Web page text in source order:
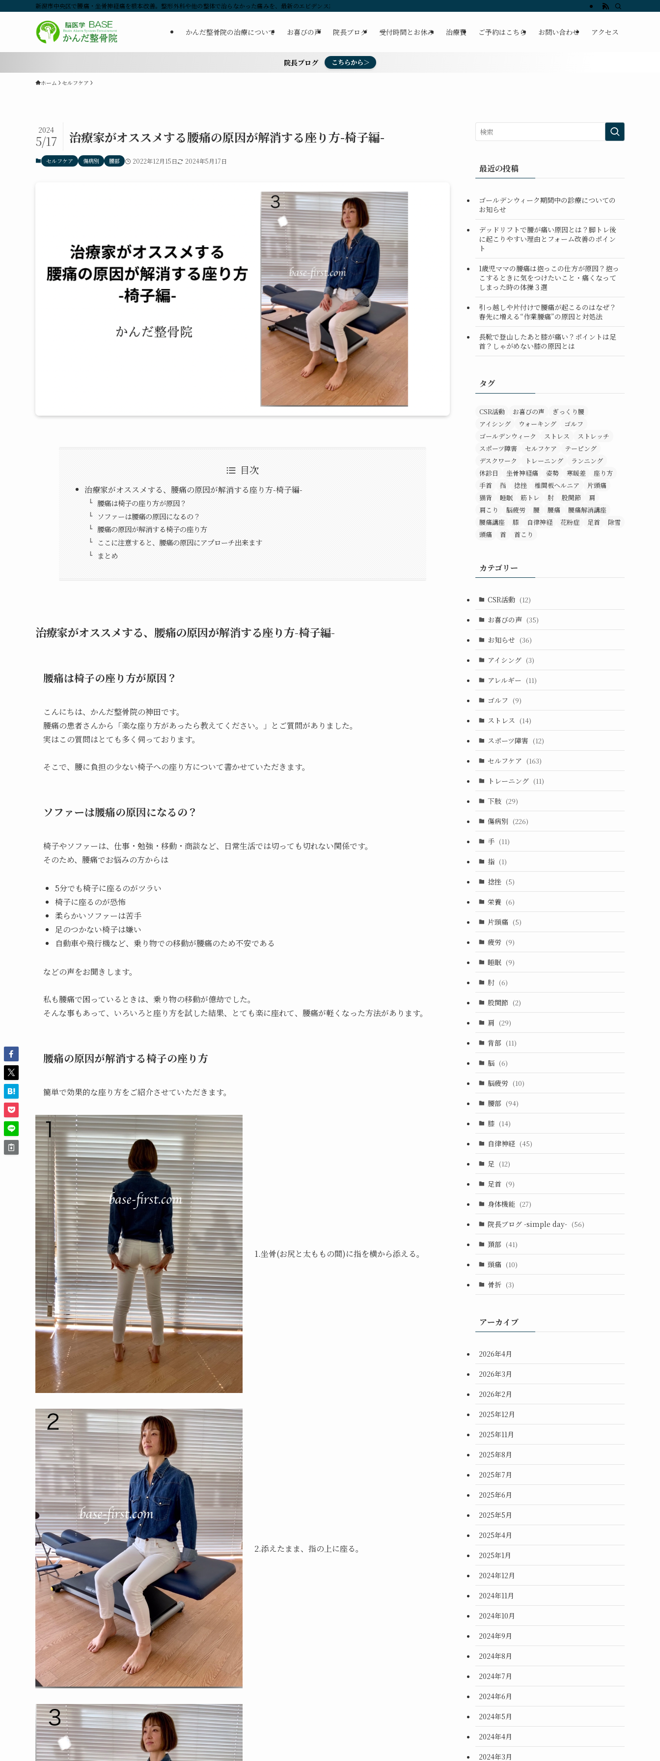
新潟市中央区で腰痛・坐骨神経痛を根本改善。整形外科や他の整体で治らなかった痛みを、最新のエビデンス施術で解消します。 | 新潟市の整体・腰痛なら「かんだ整骨院」坐骨神経痛・自律神経に特化
かんだ整骨院の治療について お喜びの声 院長ブログ 受付時間とお休み 治療費 ご予約はこちら お問い合わせ アクセス
院長ブログ こちらから＞
ホーム セルフケア
治療家がオススメする腰痛の原因が解消する座り方-椅子編-
2024
5/17
セルフケア 傷病別 腰部 2022年12月15日 2024年5月17日
目次
治療家がオススメする、腰痛の原因が解消する座り方-椅子編-
腰痛は椅子の座り方が原因？
ソファーは腰痛の原因になるの？
腰痛の原因が解消する椅子の座り方
ここに注意すると、腰痛の原因にアプローチ出来ます
まとめ
治療家がオススメする、腰痛の原因が解消する座り方-椅子編-
腰痛は椅子の座り方が原因？
こんにちは、かんだ整骨院の神田です。
腰痛の患者さんから「楽な座り方があったら教えてください。」とご質問がありました。
実はこの質問はとても多く伺っております。
そこで、腰に負担の少ない椅子への座り方について書かせていただきます。
ソファーは腰痛の原因になるの？
椅子やソファーは、仕事・勉強・移動・商談など、日常生活では切っても切れない関係です。
そのため、腰痛でお悩みの方からは
5分でも椅子に座るのがツラい
椅子に座るのが恐怖
柔らかいソファーは苦手
足のつかない椅子は嫌い
自動車や飛行機など、乗り物での移動が腰痛のため不安である
などの声をお聞きします。
私も腰痛で困っているときは、乗り物の移動が億劫でした。
そんな事もあって、いろいろと座り方を試した結果、とても楽に座れて、腰痛が軽くなった方法があります。
腰痛の原因が解消する椅子の座り方
簡単で効果的な座り方をご紹介させていただきます。
1.坐骨(お尻と太ももの間)に指を横から添える。
2.添えたまま、指の上に座る。
最近の投稿
ゴールデンウィーク期間中の診療についての
お知らせ
デッドリフトで腰が痛い原因とは？脚トレ後
に起こりやすい理由とフォーム改善のポイン
ト
1歳児ママの腰痛は抱っこの仕方が原因？抱っ
こするときに気をつけたいこと・痛くなって
しまった時の体操３選
引っ越しや片付けで腰痛が起こるのはなぜ？
春先に増える“作業腰痛”の原因と対処法
長靴で登山したあと膝が痛い？ポイントは足
首？しゃがめない膝の原因とは
タグ
CSR活動 お喜びの声
ぎっくり腰
アイシング
ウォーキング
ゴルフ
ゴールデンウィーク
ストレス
ストレッチ
スポーツ障害
セルフケア
テーピング
デスクワーク
トレーニング
ランニング
休診日
坐骨神経痛 姿勢 寒暖差
座り方
手首
指 捻挫 椎間板ヘルニア
片頭痛
猫背
睡眠 筋トレ 肘 股関節
肩
肩こり
脳疲労 腰 腰痛
腰痛解消講座
腰痛講座
膝 自律神経 花粉症 足首
除雪
頭痛
首 首こり
カテゴリー
CSR活動 (12)
お喜びの声 (35)
お知らせ (36)
アイシング (3)
アレルギー (11)
ゴルフ (9)
ストレス (14)
スポーツ障害 (12)
セルフケア (163)
トレーニング (11)
下肢 (29)
傷病別 (226)
手 (11)
指 (1)
捻挫 (5)
栄養 (6)
片頭痛 (5)
疲労 (9)
睡眠 (9)
肘 (6)
股関節 (2)
肩 (29)
背部 (11)
脳 (6)
脳疲労 (10)
腰部 (94)
膝 (14)
自律神経 (45)
足 (12)
足首 (9)
身体機能 (27)
院長ブログ -simple day- (56)
頚部 (41)
頭痛 (10)
骨折 (3)
アーカイブ
2026年4月
2026年3月
2026年2月
2025年12月
2025年11月
2025年8月
2025年7月
2025年6月
2025年5月
2025年4月
2025年1月
2024年12月
2024年11月
2024年10月
2024年9月
2024年8月
2024年7月
2024年6月
2024年5月
2024年4月
2024年3月